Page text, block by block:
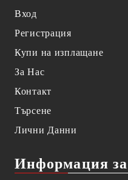
Вход
Регистрация
Купи на изплащане
За Нас
Контакт
Търсене
Лични Данни
Информация